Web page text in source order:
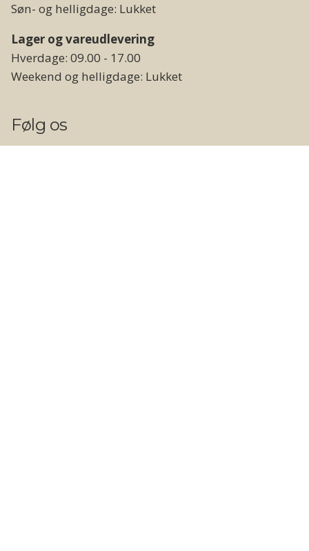
Søn- og helligdage: Lukket
Lager og vareudlevering
Hverdage: 09.00 - 17.00
Weekend og helligdage: Lukket
Følg os